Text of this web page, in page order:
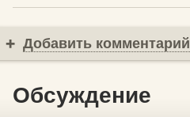
Добавить комментарий
Обсуждение